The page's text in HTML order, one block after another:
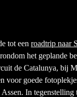
tot een roadtrip naar
het geplande
de Catalunya, bij
voor goede
In tegenstelling